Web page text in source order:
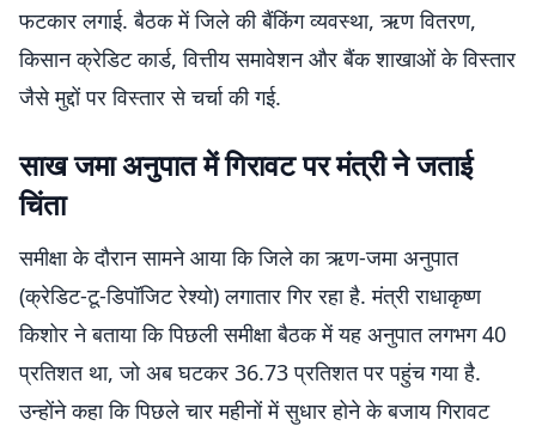
फटकार लगाई. बैठक में जिले की बैंकिंग व्यवस्था, ऋण वितरण,
किसान क्रेडिट कार्ड, वित्तीय समावेशन और बैंक शाखाओं के विस्तार
जैसे मुद्दों पर विस्तार से चर्चा की गई.
साख जमा अनुपात में गिरावट पर मंत्री ने जताई
चिंता
समीक्षा के दौरान सामने आया कि जिले का ऋण-जमा अनुपात
(क्रेडिट-टू-डिपॉजिट रेश्यो) लगातार गिर रहा है. मंत्री राधाकृष्ण
किशोर ने बताया कि पिछली समीक्षा बैठक में यह अनुपात लगभग 40
प्रतिशत था, जो अब घटकर 36.73 प्रतिशत पर पहुंच गया है.
उन्होंने कहा कि पिछले चार महीनों में सुधार होने के बजाय गिरावट